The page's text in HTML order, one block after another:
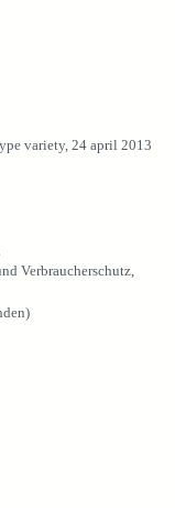
variety, 24 april 2013
Verbraucherschutz,